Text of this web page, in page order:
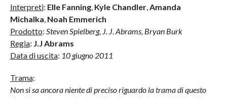
Interpreti: Elle Fanning, Kyle Chandler,Amanda
Michalka, Noah Emmerich
Prodotto: Steven Spielberg, J. J. Abrams, Bryan Burk
Regia: J.J Abrams
Data di uscita: 10 giugno 2011
Trama:
Non si sa ancora niente di preciso riguardo la trama di questo